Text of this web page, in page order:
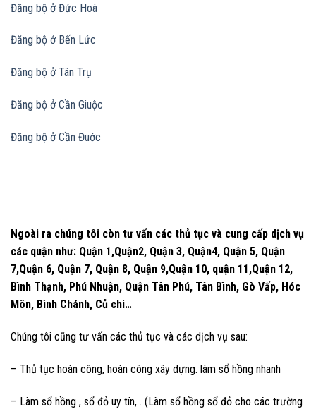
Đăng bộ ở Đức Hoà
Đăng bộ ở Bến Lức
Đăng bộ ở Tân Trụ
Đăng bộ ở Cần Giuộc
Đăng bộ ở Cần Đuớc
Ngoài ra chúng tôi còn tư vấn các thủ tục và cung cấp dịch vụ
các quận như: Quận 1,Quận2, Quận 3, Quận4, Quận 5, Quận
7,Quận 6, Quận 7, Quận 8, Quận 9,Quận 10, quận 11,Quận 12,
Bình Thạnh, Phú Nhuận, Quận Tân Phú, Tân Bình, Gò Vấp, Hóc
Môn, Bình Chánh, Củ chi…
Chúng tôi cũng tư vấn các thủ tục và các dịch vụ sau:
– Thủ tục hoàn công, hoàn công xây dựng. làm sổ hồng nhanh
– Làm sổ hồng , sổ đỏ uy tín, . (Làm sổ hồng sổ đỏ cho các trường